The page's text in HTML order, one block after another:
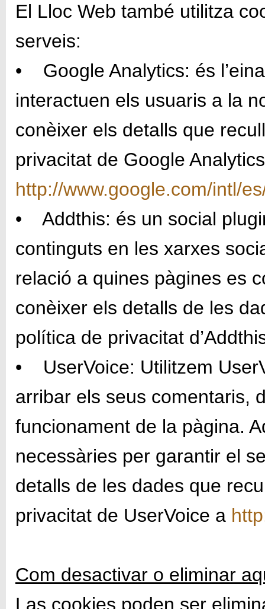
El Lloc Web també utilitza
serveis:
• Google Analytics: és
interactuen els usuaris a la
conèixer els detalls que
privacitat de Google
http://www.google.com/intl/
• Addthis: és un social
continguts en les xarxes
relació a quines pàgines es
conèixer els detalls de les
política de privacitat
• UserVoice: Utilitzem
arribar els seus comentaris,
funcionament de la pàgina.
necessàries per garantir el
detalls de les dades que
privacitat de UserVoice a
Com desactivar o eliminar
Las cookies poden ser